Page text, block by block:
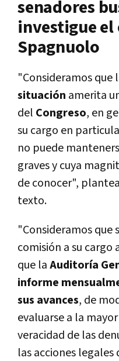
senadores
investigue el
Spagnuolo
"Consideramos que
situación amerita
del Congreso, en
su cargo en
no puede
graves y cuya
de conocer",
texto.
"Consideramos que
comisión a su
que laAuditoría
informe
sus avances, de
evaluarse a la
veracidad de las
las acciones